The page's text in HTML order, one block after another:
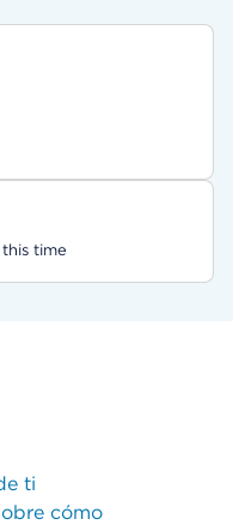
time
ti
cómo